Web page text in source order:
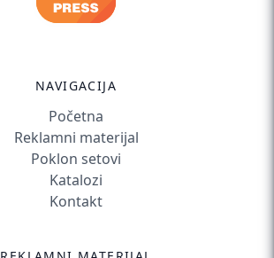
NAVIGACIJA
Početna
Reklamni materijal
Poklon setovi
Katalozi
Kontakt